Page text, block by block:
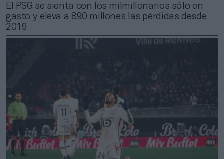
El PSG se sienta con los milmillonarios sólo en
gasto y eleva a 890 millones las pérdidas desde
2019